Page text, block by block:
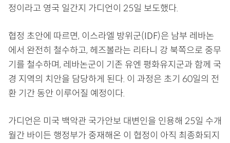
정이라고 영국 일간지 가디언이 25일 보도했다.
협정 초안에 따르면, 이스라엘 방위군(IDF)은 남부 레바논
에서 완전히 철수하고, 헤즈볼라는 리타니 강 북쪽으로 중무
기를 철수하며, 레바논군이 기존 유엔 평화유지군과 함께 국
경 지역의 치안을 담당하게 된다. 이 과정은 초기 60일의 전
환 기간 동안 이루어질 예정이다.
가디언은 미국 백악관 국가안보 대변인을 인용해 25일 수개
월간 바이든 행정부가 중재해온 이 협정이 아직 최종화되지